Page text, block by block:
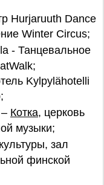
Hurjaruuth Dance
Winter Circus;
- Танцевальное
Kylpylähotelli
Котка, церковь
музыки;
зал
финской